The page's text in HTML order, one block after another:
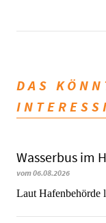
DAS
Wasserbus im
vom 06.08.2026
Laut Hafenbehörde